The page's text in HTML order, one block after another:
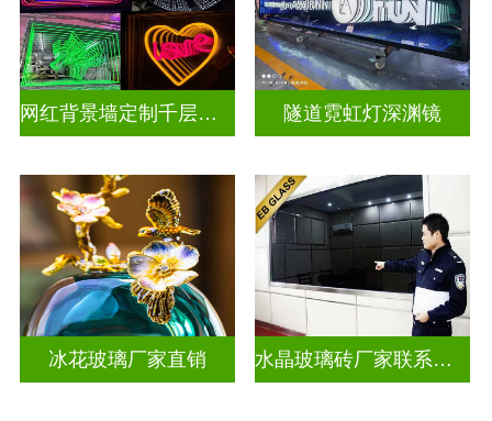
网红背景墙定制千层镜深渊镜 隧道霓虹灯深渊镜
冰花玻璃厂家直销 水晶玻璃砖厂家联系方式